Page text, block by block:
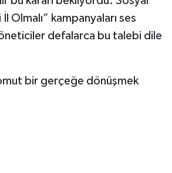
Olmalı” kampanyaları ses
defalarca bu talebi dile
bir gerçeğe dönüşmek